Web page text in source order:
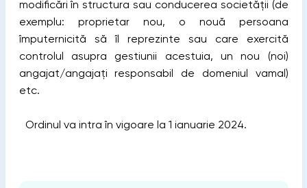
modificări în structura sau conducerea societății (de
exemplu: proprietar nou, o nouă persoana
împuternicită să îl reprezinte sau care exercită
controlul asupra gestiunii acestuia, un nou (noi)
angajat/angajați responsabil de domeniul vamal)
etc.
Ordinul va intra în vigoare la 1 ianuarie 2024.